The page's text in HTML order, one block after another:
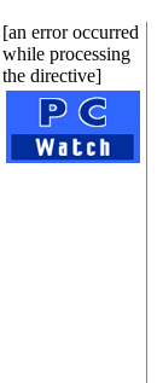
[an error occurred
while processing
the directive]